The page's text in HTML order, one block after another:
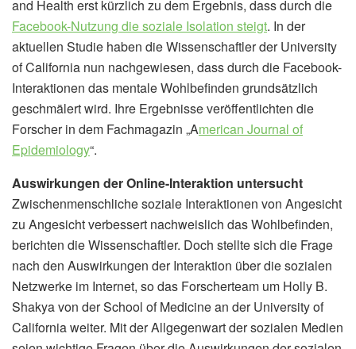
and Health erst kürzlich zu dem Ergebnis, dass durch die
Facebook-Nutzung die soziale Isolation steigt. In der
aktuellen Studie haben die Wissenschaftler der University
of California nun nachgewiesen, dass durch die Facebook-
Interaktionen das mentale Wohlbefinden grundsätzlich
geschmälert wird. Ihre Ergebnisse veröffentlichten die
Forscher in dem Fachmagazin „American Journal of
Epidemiology“.
Auswirkungen der Online-Interaktion untersucht
Zwischenmenschliche soziale Interaktionen von Angesicht
zu Angesicht verbessert nachweislich das Wohlbefinden,
berichten die Wissenschaftler. Doch stellte sich die Frage
nach den Auswirkungen der Interaktion über die sozialen
Netzwerke im Internet, so das Forscherteam um Holly B.
Shakya von der School of Medicine an der University of
California weiter. Mit der Allgegenwart der sozialen Medien